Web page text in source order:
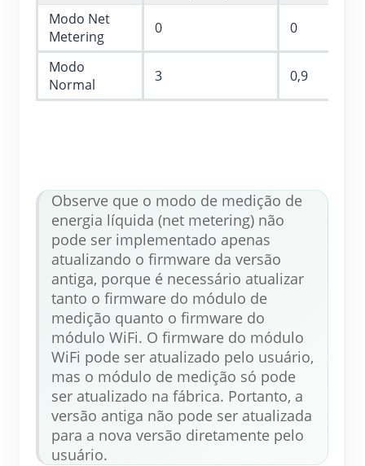
Modo Net
Metering
0 0
Modo
Normal
3 0,9
Observe que o modo de medição de
energia líquida (net metering) não
pode ser implementado apenas
atualizando o firmware da versão
antiga, porque é necessário atualizar
tanto o firmware do módulo de
medição quanto o firmware do
módulo WiFi. O firmware do módulo
WiFi pode ser atualizado pelo usuário,
mas o módulo de medição só pode
ser atualizado na fábrica. Portanto, a
versão antiga não pode ser atualizada
para a nova versão diretamente pelo
usuário.